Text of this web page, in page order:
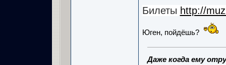
Билеты http://
Юген, пойдёшь?
Даже когда ему